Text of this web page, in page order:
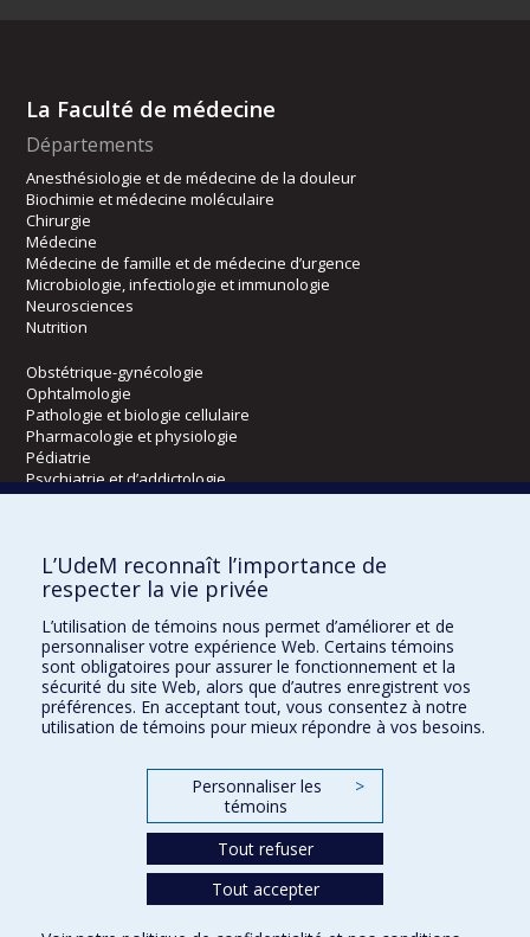
La Faculté de médecine
Départements
Anesthésiologie et de médecine de la douleur
Biochimie et médecine moléculaire
Chirurgie
Médecine
Médecine de famille et de médecine d’urgence
Microbiologie, infectiologie et immunologie
Neurosciences
Nutrition
Obstétrique-gynécologie
Ophtalmologie
Pathologie et biologie cellulaire
Pharmacologie et physiologie
Pédiatrie
Psychiatrie et d’addictologie
Radiologie, radio-oncologie et médecine nucléaire
Écoles
Orthophonie et audiologie
Réadaptation
Directions
L’UdeM reconnaît l’importance de
respecter la vie privée
L’utilisation de témoins nous permet d’améliorer et de
personnaliser votre expérience Web. Certains témoins
sont obligatoires pour assurer le fonctionnement et la
sécurité du site Web, alors que d’autres enregistrent vos
préférences. En acceptant tout, vous consentez à notre
utilisation de témoins pour mieux répondre à vos besoins.
Personnaliser les
témoins
>
Tout refuser
Tout accepter